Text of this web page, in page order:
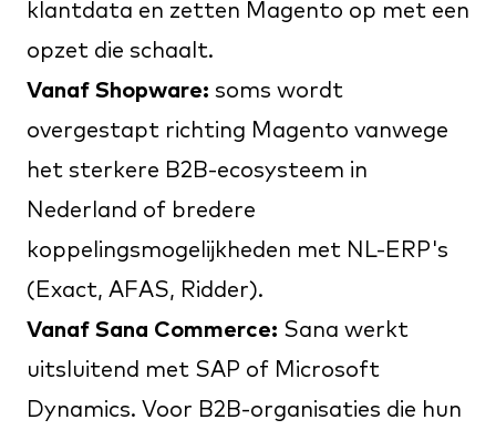
klantdata en zetten Magento op met een
opzet die schaalt.
Vanaf Shopware: soms wordt
overgestapt richting Magento vanwege
het sterkere B2B-ecosysteem in
Nederland of bredere
koppelingsmogelijkheden met NL-ERP's
(Exact, AFAS, Ridder).
Vanaf Sana Commerce: Sana werkt
uitsluitend met SAP of Microsoft
Dynamics. Voor B2B-organisaties die hun